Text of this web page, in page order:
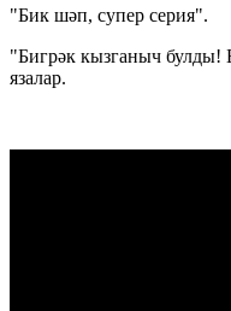
"Бик шәп, супер серия".
"Бигрәк кызганыч
язалар.